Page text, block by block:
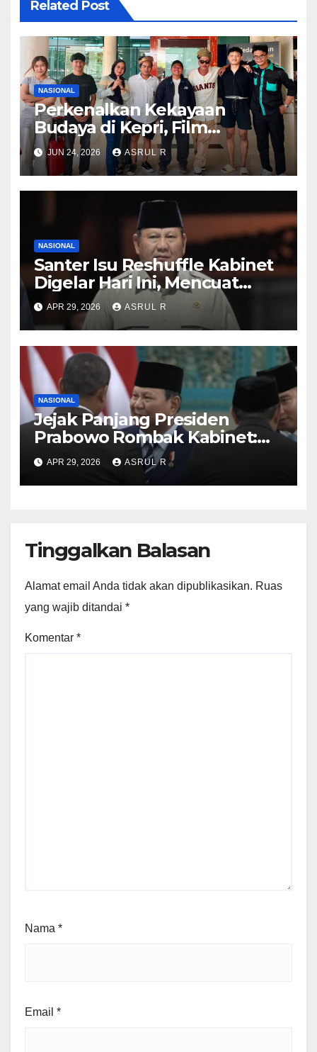
Related Post
NASIONAL
Perkenalkan Kekayaan
Budaya di Kepri, Film
“Samudra di Atas Laut”
Angkat Kisah Anak Orang
Laut
JUN 24, 2026 ASRUL R
NASIONAL
Santer Isu Reshuffle Kabinet
Digelar Hari Ini, Mencuat
Nama Eks KSAD Dudung
Abdurachman hingga Ketum
KSPSI Jumhur Hidayat ‎
APR 29, 2026 ASRUL R
NASIONAL
Jejak Panjang Presiden
Prabowo Rombak Kabinet:
Ganti Mendikti Saintek
sampai Geser Menteri
Lingkungan Hidup
APR 29, 2026 ASRUL R
Tinggalkan Balasan
Alamat email Anda tidak akan dipublikasikan. Ruas
yang wajib ditandai *
Komentar *
Nama *
Email *